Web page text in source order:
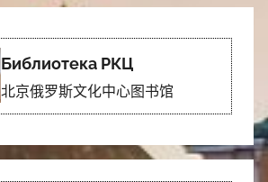
Библиотека РКЦ
北京俄罗斯文化中心图书馆